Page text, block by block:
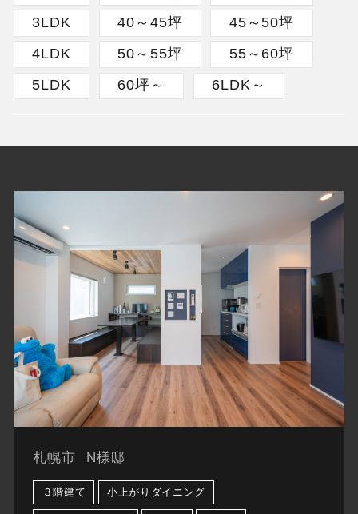
3LDK
40～45坪
45～50坪
4LDK
50～55坪
55～60坪
5LDK
60坪～ 6LDK～
札幌市 N様邸
３階建て 小上がりダイニング